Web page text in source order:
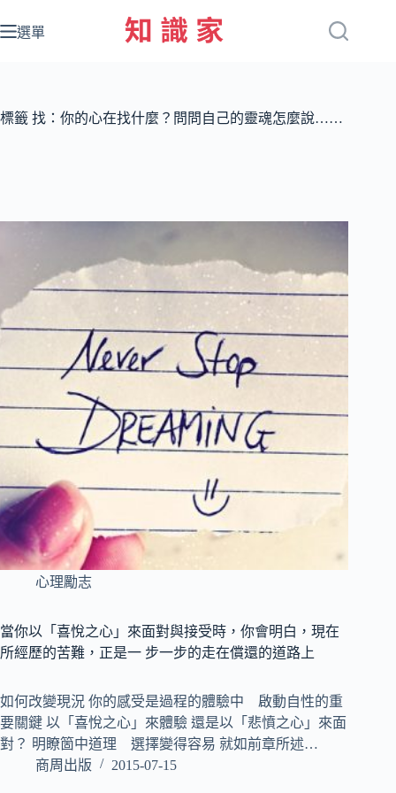
至
容
選單
標籤 找：你的心在找什麼？問問自己的靈魂怎麼說……
心理勵志
當你以「喜悅之心」來面對與接受時，你會明白，現在
所經歷的苦難，正是一 步一步的走在償還的道路上
如何改變現況 你的感受是過程的體驗中 啟動自性的重
要關鍵 以「喜悅之心」來體驗 還是以「悲憤之心」來面
對？ 明瞭箇中道理 選擇變得容易 就如前章所述…
商周出版
2015-07-15